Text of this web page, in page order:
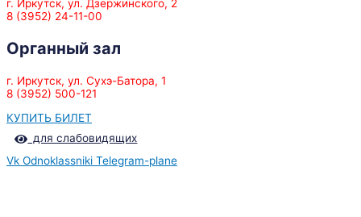
г. Иркутск, ул. Дзержинского, 2
8 (3952) 24-11-00
Органный зал
г. Иркутск, ул. Сухэ-Батора, 1
8 (3952) 500-121
КУПИТЬ БИЛЕТ
для слабовидящих
Vk Odnoklassniki Telegram-plane